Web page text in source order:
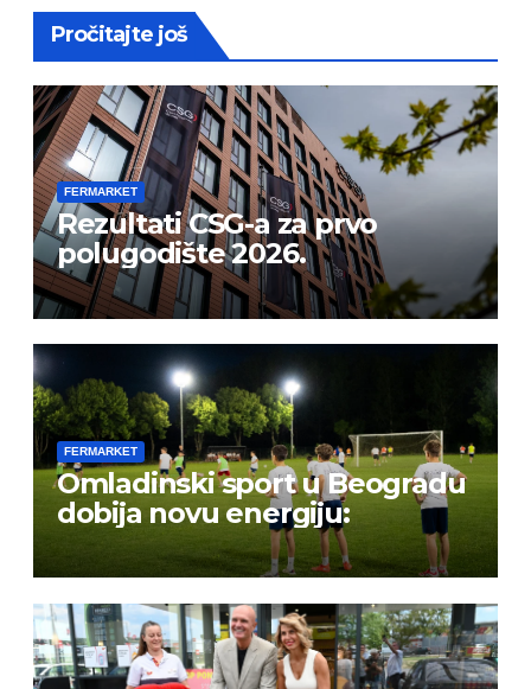
Pročitajte još
FERMARKET
Rezultati CSG-a za prvo
polugodište 2026.
FERMARKET
Omladinski sport u Beogradu
dobija novu energiju: